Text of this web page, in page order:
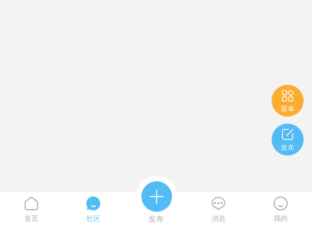

菜单

发布

首页

社区

发布

消息

我的